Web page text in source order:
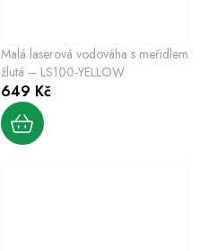
Malá laserová vodováha s meřidlem
žlutá – LS100-YELLOW
649 Kč